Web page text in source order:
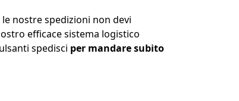
le nostre spedizioni non devi
efficace sistema logistico
spedisci per mandare subito